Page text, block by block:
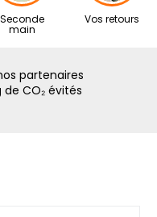
avec soin pour leur
ont été contrôlés et
Seconde
main
Vos retours
partenaires
de CO₂ évités